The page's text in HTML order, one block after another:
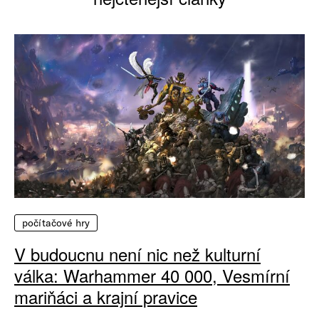
počítačové hry
V budoucnu není nic než kulturní
válka: Warhammer 40 000, Vesmírní
mariňáci a krajní pravice